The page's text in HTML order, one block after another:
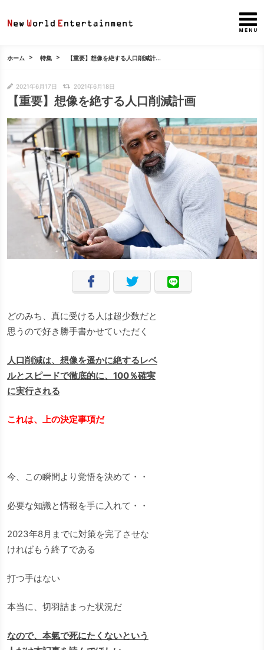
ホーム 特集 【重要】想像を絶する人口削減計...
2021年6月17日 2021年6月18日
【重要】想像を絶する人口削減計画
どのみち、真に受ける人は超少数だと
思うので好き勝手書かせていただく
人口削減は、想像を遥かに絶するレベ
ルとスピードで徹底的に、100％確実
に実行される
これは、上の決定事項だ
今、この瞬間より覚悟を決めて・・
必要な知識と情報を手に入れて・・
2023年8月までに対策を完了させな
ければもう終了である
打つ手はない
本当に、切羽詰まった状況だ
なので、本氣で死にたくないという